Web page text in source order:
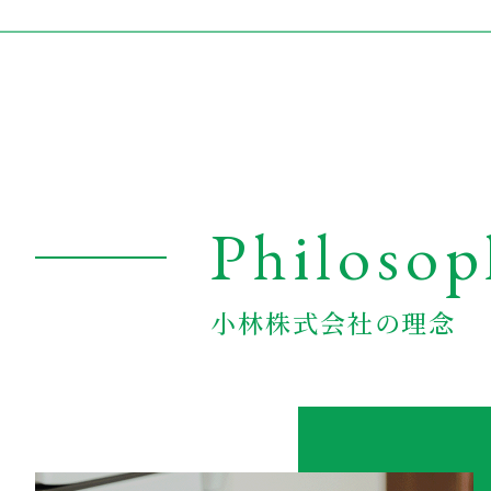
小林株式会社の理念